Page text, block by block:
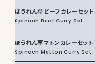
ほうれん草ビーフカレーセット
Spinach Beef Curry Set
ほうれん草マトンカレーセット
Spinach Mutton Curry Set